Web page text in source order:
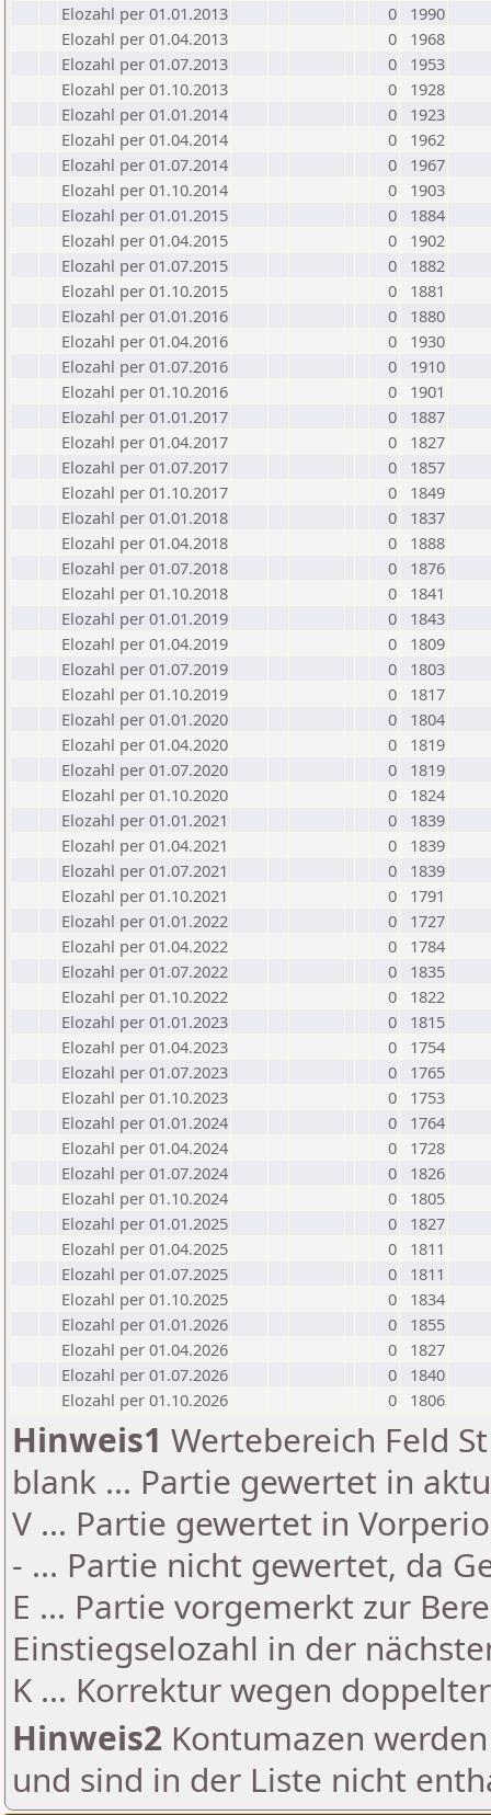
Elozahl per 01.01.2013
0
1990
Elozahl per 01.04.2013
0
1968
Elozahl per 01.07.2013
0
1953
Elozahl per 01.10.2013
0
1928
Elozahl per 01.01.2014
0
1923
Elozahl per 01.04.2014
0
1962
Elozahl per 01.07.2014
0
1967
Elozahl per 01.10.2014
0
1903
Elozahl per 01.01.2015
0
1884
Elozahl per 01.04.2015
0
1902
Elozahl per 01.07.2015
0
1882
Elozahl per 01.10.2015
0
1881
Elozahl per 01.01.2016
0
1880
Elozahl per 01.04.2016
0
1930
Elozahl per 01.07.2016
0
1910
Elozahl per 01.10.2016
0
1901
Elozahl per 01.01.2017
0
1887
Elozahl per 01.04.2017
0
1827
Elozahl per 01.07.2017
0
1857
Elozahl per 01.10.2017
0
1849
Elozahl per 01.01.2018
0
1837
Elozahl per 01.04.2018
0
1888
Elozahl per 01.07.2018
0
1876
Elozahl per 01.10.2018
0
1841
Elozahl per 01.01.2019
0
1843
Elozahl per 01.04.2019
0
1809
Elozahl per 01.07.2019
0
1803
Elozahl per 01.10.2019
0
1817
Elozahl per 01.01.2020
0
1804
Elozahl per 01.04.2020
0
1819
Elozahl per 01.07.2020
0
1819
Elozahl per 01.10.2020
0
1824
Elozahl per 01.01.2021
0
1839
Elozahl per 01.04.2021
0
1839
Elozahl per 01.07.2021
0
1839
Elozahl per 01.10.2021
0
1791
Elozahl per 01.01.2022
0
1727
Elozahl per 01.04.2022
0
1784
Elozahl per 01.07.2022
0
1835
Elozahl per 01.10.2022
0
1822
Elozahl per 01.01.2023
0
1815
Elozahl per 01.04.2023
0
1754
Elozahl per 01.07.2023
0
1765
Elozahl per 01.10.2023
0
1753
Elozahl per 01.01.2024
0
1764
Elozahl per 01.04.2024
0
1728
Elozahl per 01.07.2024
0
1826
Elozahl per 01.10.2024
0
1805
Elozahl per 01.01.2025
0
1827
Elozahl per 01.04.2025
0
1811
Elozahl per 01.07.2025
0
1811
Elozahl per 01.10.2025
0
1834
Elozahl per 01.01.2026
0
1855
Elozahl per 01.04.2026
0
1827
Elozahl per 01.07.2026
0
1840
Elozahl per 01.10.2026
0 1806
Hinweis1 Wertebereich Feld
blank ... Partie gewertet in
V ... Partie gewertet in
- ... Partie nicht gewertet, da
E ... Partie vorgemerkt zur
Einstiegselozahl in der
K ... Korrektur wegen
Hinweis2 Kontumazen
und sind in der Liste nicht